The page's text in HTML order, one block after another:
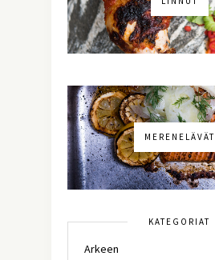
MERENELÄVÄT
KATEGORIAT
Arkeen